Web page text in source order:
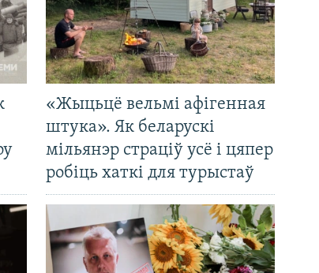
«Жыцьцё вельмі афігенная
штука». Як беларускі
мільянэр страціў усё і цяпер
робіць хаткі для турыстаў